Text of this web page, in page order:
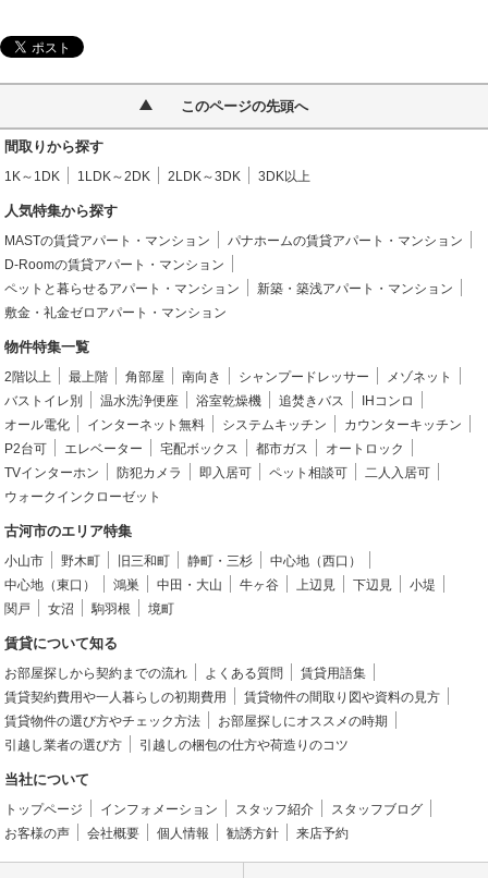
このページの先頭へ
間取りから探す
1K～1DK 1LDK～2DK 2LDK～3DK 3DK以上
人気特集から探す
MASTの賃貸アパート・マンション
パナホームの賃貸アパート・マンション
D-Roomの賃貸アパート・マンション
ペットと暮らせるアパート・マンション
新築・築浅アパート・マンション
敷金・礼金ゼロアパート・マンション
物件特集一覧
2階以上 最上階 角部屋 南向き シャンプードレッサー
メゾネット
バストイレ別
温水洗浄便座 浴室乾燥機 追焚きバス
IHコンロ
オール電化
インターネット無料 システムキッチン
カウンターキッチン
P2台可
エレベーター 宅配ボックス 都市ガス
オートロック
TVインターホン
防犯カメラ 即入居可 ペット相談可
二人入居可
ウォークインクローゼット
古河市のエリア特集
小山市 野木町 旧三和町 静町・三杉
中心地（西口）
中心地（東口）
鴻巣 中田・大山 牛ヶ谷 上辺見 下辺見
小堤
関戸
女沼 駒羽根 境町
賃貸について知る
お部屋探しから契約までの流れ よくある質問
賃貸用語集
賃貸契約費用や一人暮らしの初期費用
賃貸物件の間取り図や資料の見方
賃貸物件の選び方やチェック方法
お部屋探しにオススメの時期
引越し業者の選び方
引越しの梱包の仕方や荷造りのコツ
当社について
トップページ インフォメーション スタッフ紹介
スタッフブログ
お客様の声
会社概要 個人情報 勧誘方針 来店予約